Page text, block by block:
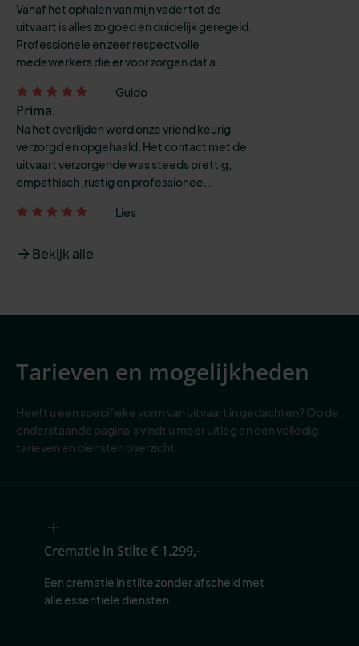
Vanaf het ophalen van mijn vader tot de
uitvaart is alles zo goed en duidelijk geregeld.
Professionele en zeer respectvolle
medewerkers die er voor zorgen dat a...
Guido
Prima.
Na het overlijden werd onze vriend keurig
verzorgd en opgehaald. Het contact met de
uitvaart verzorgende was steeds prettig,
empathisch ,rustig en professionee...
Lies
Bekijk alle
Tarieven en mogelijkheden
Heeft u een specifieke vorm van uitvaart in gedachten? Op de
onderstaande pagina's vindt u meer uitleg en een volledig
tarieven en diensten overzicht.
Crematie in Stilte€ 1.299,-
Een crematie in stilte zonder afscheid met
alle essentiële diensten.